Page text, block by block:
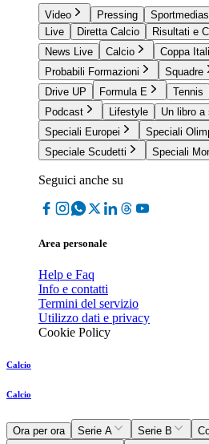
Video Pressing
Live
Diretta Calcio
Risultati e
News Live
Calcio Coppa
Probabili Formazioni
Squadre
Drive UP
Formula E Tennis
Podcast
Lifestyle
Un libro a
Speciali Europei
Speciali
Speciale Scudetti
Speciali
Seguici anche su
Area personale
Help e Faq
Info e contatti
Termini del servizio
Utilizzo dati e privacy
Cookie Policy
Calcio
Calcio
Ora per ora Serie A Serie B